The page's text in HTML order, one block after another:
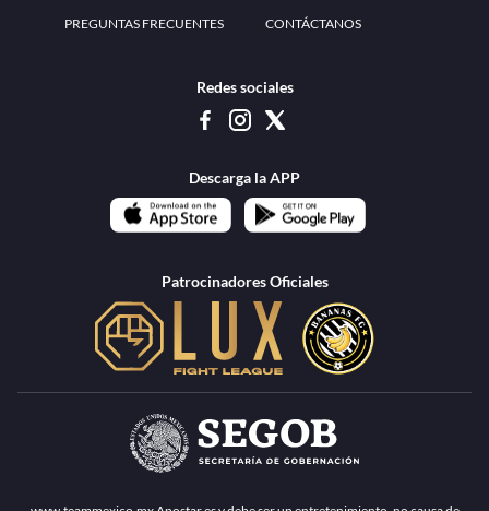
PREGUNTAS FRECUENTES CONTÁCTANOS
Redes sociales
Descarga la APP
Patrocinadores Oficiales